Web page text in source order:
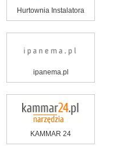
Hurtownia Instalatora
ipanema.pl
KAMMAR 24